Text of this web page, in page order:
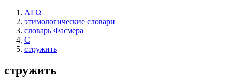
ΛΓΩ
этимологические словари
словарь Фасмера
С
стружить
стружить